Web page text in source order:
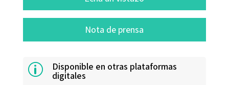
Nota de prensa
p Disponible en otras plataformas
digitales